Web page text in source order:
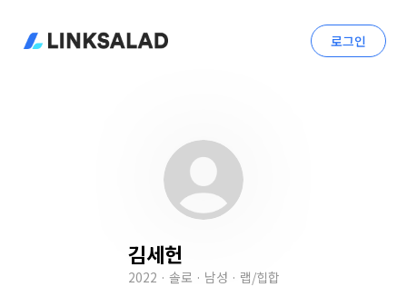
로그인
김세헌
2022 · 솔로 · 남성 · 랩/힙합